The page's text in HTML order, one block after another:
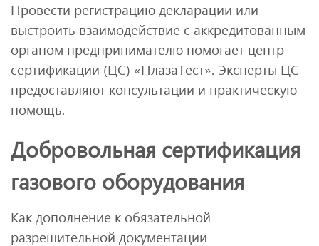
Провести регистрацию декларации или
выстроить взаимодействие с аккредитованным
органом предпринимателю помогает центр
сертификации (ЦС) «ПлазаТест». Эксперты ЦС
предоставляют консультации и практическую
помощь.
Добровольная сертификация
газового оборудования
Как дополнение к обязательной
разрешительной документации